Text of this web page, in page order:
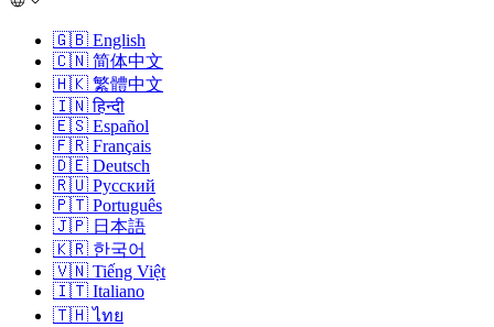
🇬🇧 English
🇨🇳 简体中文
🇭🇰 繁體中文
🇮🇳 हिन्दी
🇪🇸 Español
🇫🇷 Français
🇩🇪 Deutsch
🇷🇺 Русский
🇵🇹 Português
🇯🇵 日本語
🇰🇷 한국어
🇻🇳 Tiếng Việt
🇮🇹 Italiano
🇹🇭 ไทย